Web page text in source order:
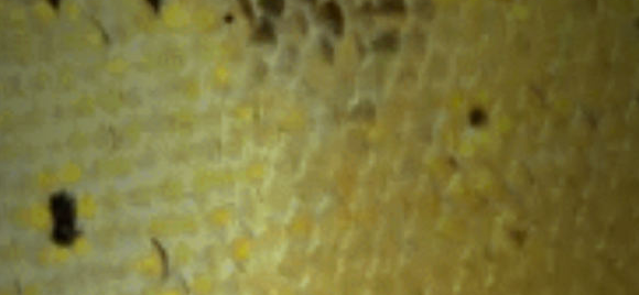
Os tucunarés são nativos das drenagens do norte da
foram introduzidos em diversas regiões devido ao seu
esportiva e recentemente no aquarismo jumbo. No
difundidas são o tucunaré amarelo (C. kelberi), o
recentemente o pinima (C. pinima).
Quem tem e gosta de tucunarés deve exercer o
e responsável e em hipótese nenhuma soltar indivíduos
soltura dessas espécies em ambiente natural pode
ecológicos e caso seja em um local onde a espécie
tipificado como crime. Fique ligado!
Ver mais...